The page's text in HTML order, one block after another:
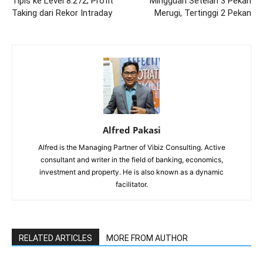
Taking dari Rekor Intraday
Merugi, Tertinggi 2 Pekan
Alfred Pakasi
Alfred is the Managing Partner of Vibiz Consulting. Active
consultant and writer in the field of banking, economics,
investment and property. He is also known as a dynamic
facilitator.
RELATED ARTICLES MORE FROM AUTHOR